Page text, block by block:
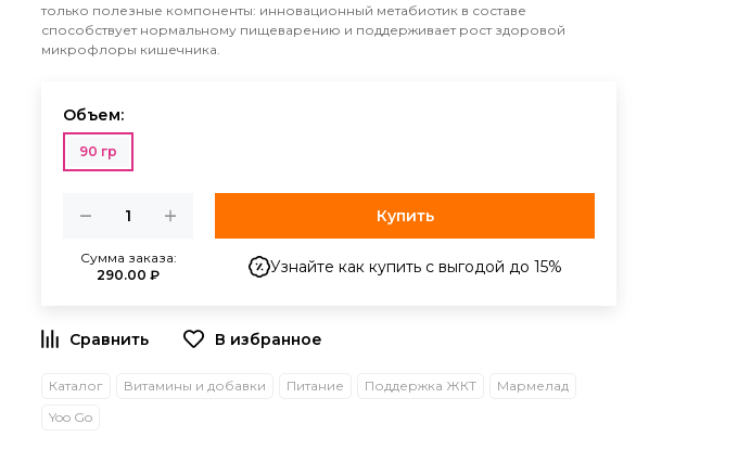
только полезные компоненты: инновационный метабиотик в составе
способствует нормальному пищеварению и поддерживает рост здоровой
микрофлоры кишечника.
Объем:
90 гр
Сумма заказа:
290.00 ₽
Купить
Узнайте как купить с выгодой до 15%
Каталог Витамины и добавки Питание Поддержка ЖКТ
Мармелад
Yoo Go